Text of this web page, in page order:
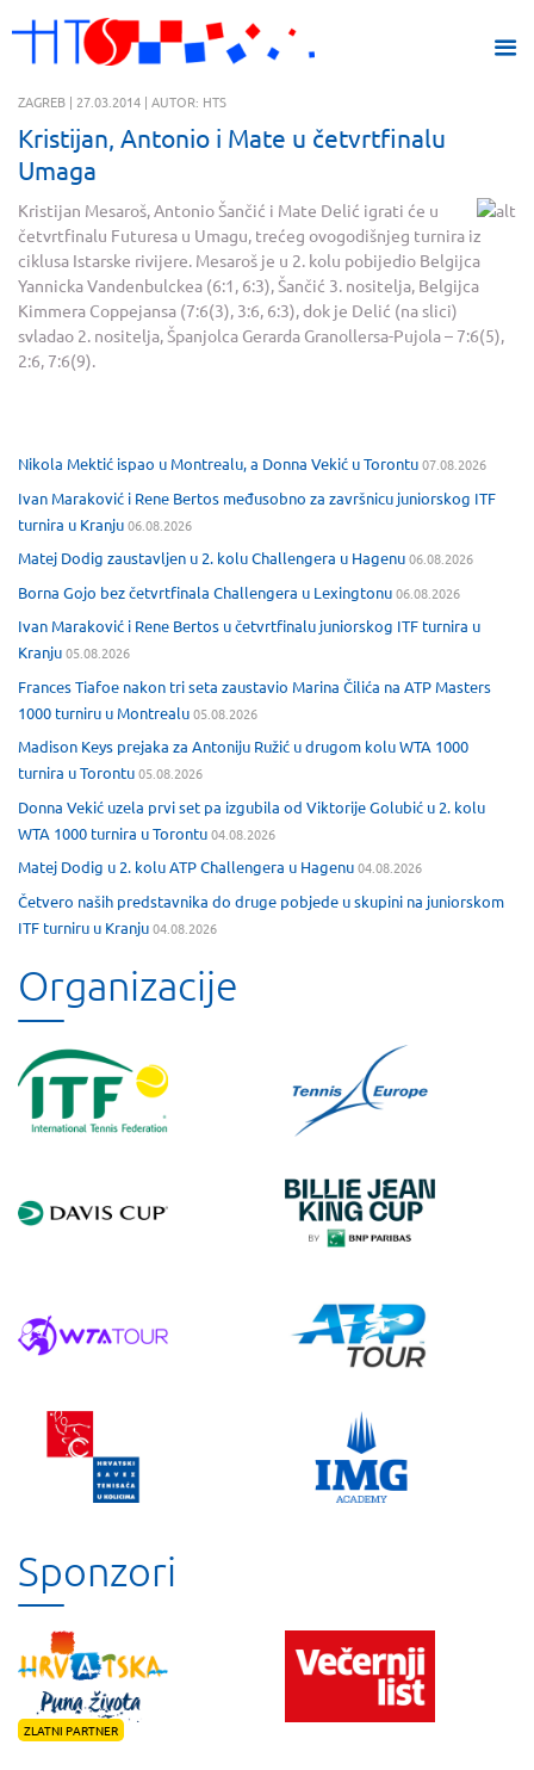
ZAGREB | 27.03.2014 | AUTOR: HTS
Kristijan, Antonio i Mate u četvrtfinalu
Umaga
Kristijan Mesaroš, Antonio Šančić i Mate Delić igrati će u
četvrtfinalu Futuresa u Umagu, trećeg ovogodišnjeg turnira iz
ciklusa Istarske rivijere. Mesaroš je u 2. kolu pobijedio Belgijca
Yannicka Vandenbulckea (6:1, 6:3), Šančić 3. nositelja, Belgijca
Kimmera Coppejansa (7:6(3), 3:6, 6:3), dok je Delić (na slici)
svladao 2. nositelja, Španjolca Gerarda Granollersa-Pujola – 7:6(5),
2:6, 7:6(9).
Nikola Mektić ispao u Montrealu, a Donna Vekić u Torontu07.08.2026
Ivan Maraković i Rene Bertos međusobno za završnicu juniorskog ITF
turnira u Kranju06.08.2026
Matej Dodig zaustavljen u 2. kolu Challengera u Hagenu06.08.2026
Borna Gojo bez četvrtfinala Challengera u Lexingtonu06.08.2026
Ivan Maraković i Rene Bertos u četvrtfinalu juniorskog ITF turnira u
Kranju05.08.2026
Frances Tiafoe nakon tri seta zaustavio Marina Čilića na ATP Masters
1000 turniru u Montrealu05.08.2026
Madison Keys prejaka za Antoniju Ružić u drugom kolu WTA 1000
turnira u Torontu05.08.2026
Donna Vekić uzela prvi set pa izgubila od Viktorije Golubić u 2. kolu
WTA 1000 turnira u Torontu04.08.2026
Matej Dodig u 2. kolu ATP Challengera u Hagenu04.08.2026
Četvero naših predstavnika do druge pobjede u skupini na juniorskom
ITF turniru u Kranju04.08.2026
Organizacije
Sponzori
ZLATNI PARTNER